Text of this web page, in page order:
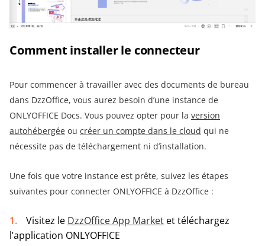
Comment installer le connecteur
Pour commencer à travailler avec des documents de bureau
dans DzzOffice, vous aurez besoin d’une instance de
ONLYOFFICE Docs. Vous pouvez opter pour la version
autohébergée ou créer un compte dans le cloud qui ne
nécessite pas de téléchargement ni d’installation.
Une fois que votre instance est prête, suivez les étapes
suivantes pour connecter ONLYOFFICE à DzzOffice :
Visitez le DzzOffice App Market et téléchargez
l’application ONLYOFFICE